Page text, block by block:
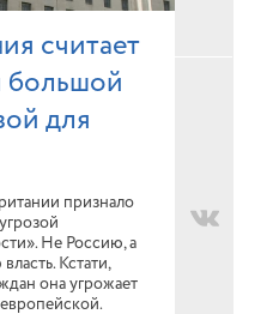
считает
большой
для
признало
Не Россию, а
Кстати,
она угрожает